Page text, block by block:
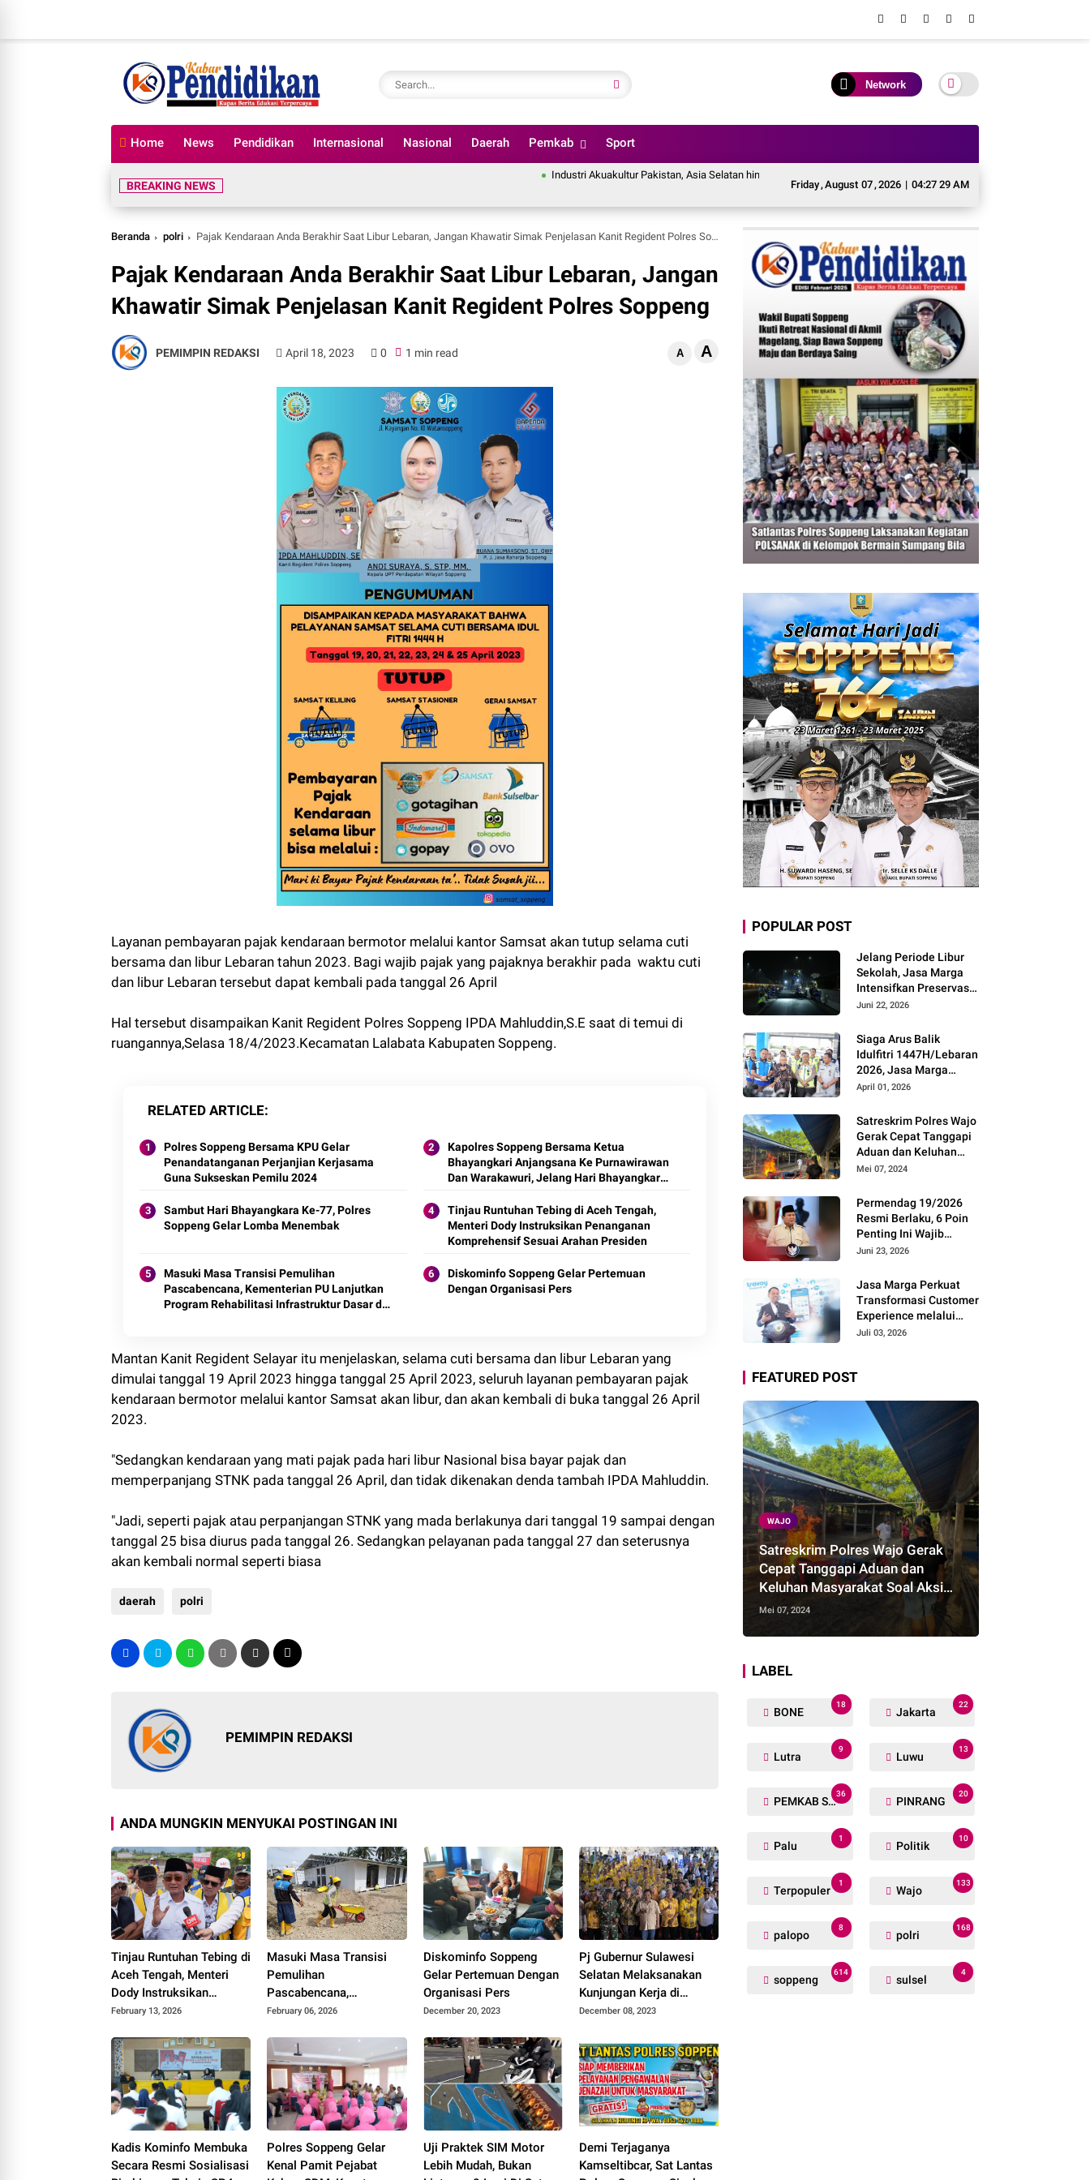
Network
Home News Pendidikan Internasional Nasional Daerah Pemkab Sport
Friday,August 07,2026 | 04:27 30 AM
BREAKING NEWS
Industri Akuakultur Pakistan, Asia Selatan hingga Timur Tengah Bersiap Terapkan Solusi Terlengkap dari Indonesia
Beranda polri Pajak Kendaraan Anda Berakhir Saat Libur Lebaran, Jangan Khawatir Simak Penjelasan Kanit Regident Polres Soppeng
Pajak Kendaraan Anda Berakhir Saat Libur Lebaran, Jangan
Khawatir Simak Penjelasan Kanit Regident Polres Soppeng
PEMIMPIN REDAKSI April 18, 2023 0 1 min read A A
Layanan pembayaran pajak kendaraan bermotor melalui kantor Samsat akan tutup selama cuti
bersama dan libur Lebaran tahun 2023. Bagi wajib pajak yang pajaknya berakhir pada waktu cuti
dan libur Lebaran tersebut dapat kembali pada tanggal 26 April
Hal tersebut disampaikan Kanit Regident Polres Soppeng IPDA Mahluddin,S.E saat di temui di
ruangannya,Selasa 18/4/2023.Kecamatan Lalabata Kabupaten Soppeng.
RELATED ARTICLE
Polres Soppeng Bersama KPU Gelar
Penandatanganan Perjanjian Kerjasama
Guna Sukseskan Pemilu 2024
Kapolres Soppeng Bersama Ketua
Bhayangkari Anjangsana Ke Purnawirawan
Dan Warakawuri, Jelang Hari Bhayangkara
Sambut Hari Bhayangkara Ke-77, Polres
Soppeng Gelar Lomba Menembak
Tinjau Runtuhan Tebing di Aceh Tengah,
Menteri Dody Instruksikan Penanganan
Komprehensif Sesuai Arahan Presiden
Masuki Masa Transisi Pemulihan
Pascabencana, Kementerian PU Lanjutkan
Program Rehabilitasi Infrastruktur Dasar di
Diskominfo Soppeng Gelar Pertemuan
Dengan Organisasi Pers
Mantan Kanit Regident Selayar itu menjelaskan, selama cuti bersama dan libur Lebaran yang
dimulai tanggal 19 April 2023 hingga tanggal 25 April 2023, seluruh layanan pembayaran pajak
kendaraan bermotor melalui kantor Samsat akan libur, dan akan kembali di buka tanggal 26 April
2023.
"Sedangkan kendaraan yang mati pajak pada hari libur Nasional bisa bayar pajak dan
memperpanjang STNK pada tanggal 26 April, dan tidak dikenakan denda tambah IPDA Mahluddin.
"Jadi, seperti pajak atau perpanjangan STNK yang mada berlakunya dari tanggal 19 sampai dengan
tanggal 25 bisa diurus pada tanggal 26. Sedangkan pelayanan pada tanggal 27 dan seterusnya
akan kembali normal seperti biasa
daerah polri
PEMIMPIN REDAKSI
ANDA MUNGKIN MENYUKAI POSTINGAN INI
Tinjau Runtuhan Tebing di
Aceh Tengah, Menteri
Dody Instruksikan
Penanganan
Arahan Presiden
February 13, 2026
Masuki Masa Transisi
Pemulihan
Pascabencana,
Kementerian PU
Rehabilitasi Infrastruktur
Dasar di Provinsi Aceh
February 06, 2026
Diskominfo Soppeng
Gelar Pertemuan Dengan
Organisasi Pers
December 20, 2023
Pj Gubernur Sulawesi
Selatan Melaksanakan
Kunjungan Kerja di
Kab.Soppeng
December 08, 2023
Kadis Kominfo Membuka
Secara Resmi Sosialisasi
Polres Soppeng Gelar
Kenal Pamit Pejabat
Uji Praktek SIM Motor
Lebih Mudah, Bukan
Demi Terjaganya
Kamseltibcar, Sat Lantas
POPULAR POST
Jelang Periode Libur
Sekolah, Jasa Marga
Intensifkan Preservasi
Rutin Jalan Tol untuk
Keamanan dan
Kenyamanan
Perjalanan
Juni 22, 2026
Siaga Arus Balik
Idulfitri 1447H/Lebaran
2026, Jasa Marga
Pastikan Kesiapan
Pemudik Gunakan Rest
Area Alternatif
April 01, 2026
Satreskrim Polres Wajo
Gerak Cepat Tanggapi
Aduan dan Keluhan
Masyarakat Soal Aksi
Mei 07, 2024
Permendag 19/2026
Resmi Berlaku, 6 Poin
Penting Ini Wajib
Diketahui Pengusaha
Juni 23, 2026
Jasa Marga Perkuat
Transformasi Customer
Experience melalui
Expert Sharing Session
Juli 03, 2026
FEATURED POST
WAJO
Satreskrim Polres Wajo Gerak
Cepat Tanggapi Aduan dan
Keluhan Masyarakat Soal Aksi
Perjudian
Mei 07, 2024
LABEL
BONE
18
Jakarta
22
Lutra
9
Luwu
13
PEMKAB SOPPENG
36
PINRANG
20
Palu
1
Politik
10
Terpopuler
1
Wajo
133
palopo
8
polri
168
soppeng
614
sulsel
4